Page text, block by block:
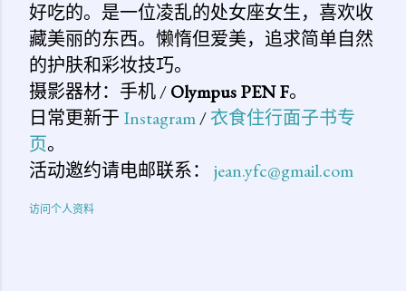
好吃的。是一位凌乱的处女座女生，喜欢收
藏美丽的东西。懒惰但爱美，追求简单自然
的护肤和彩妆技巧。
摄影器材：手机 /Olympus PEN F。
日常更新于 Instagram/衣食住行面子书专
页。
活动邀约请电邮联系： jean.yfc@gmail.com
访问个人资料